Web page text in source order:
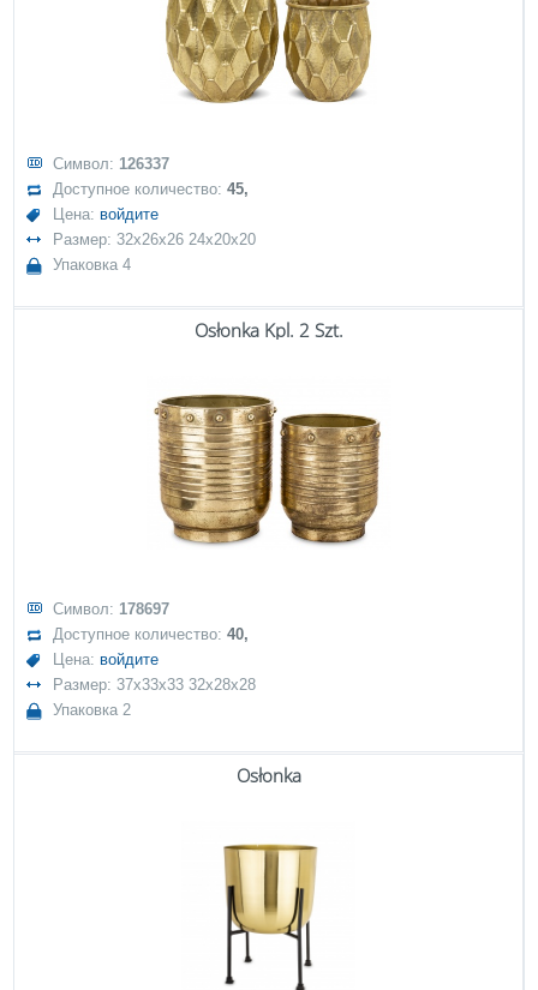
Символ: 126337
Доступное количество:45,
Цена: войдите
Размер: 32x26x26 24x20x20
Упаковка 4
Osłonka Kpl. 2 Szt.
Символ: 178697
Доступное количество:40,
Цена: войдите
Размер: 37x33x33 32x28x28
Упаковка 2
Osłonka